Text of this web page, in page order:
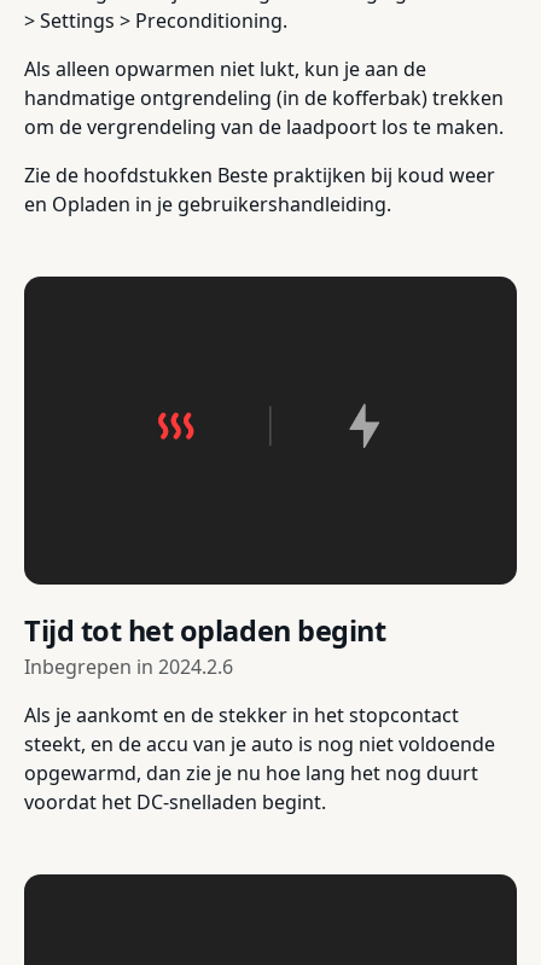
> Settings > Preconditioning.
Als alleen opwarmen niet lukt, kun je aan de
handmatige ontgrendeling (in de kofferbak) trekken
om de vergrendeling van de laadpoort los te maken.
Zie de hoofdstukken Beste praktijken bij koud weer
en Opladen in je gebruikershandleiding.
Tijd tot het opladen begint
Inbegrepen in 2024.2.6
Als je aankomt en de stekker in het stopcontact
steekt, en de accu van je auto is nog niet voldoende
opgewarmd, dan zie je nu hoe lang het nog duurt
voordat het DC-snelladen begint.